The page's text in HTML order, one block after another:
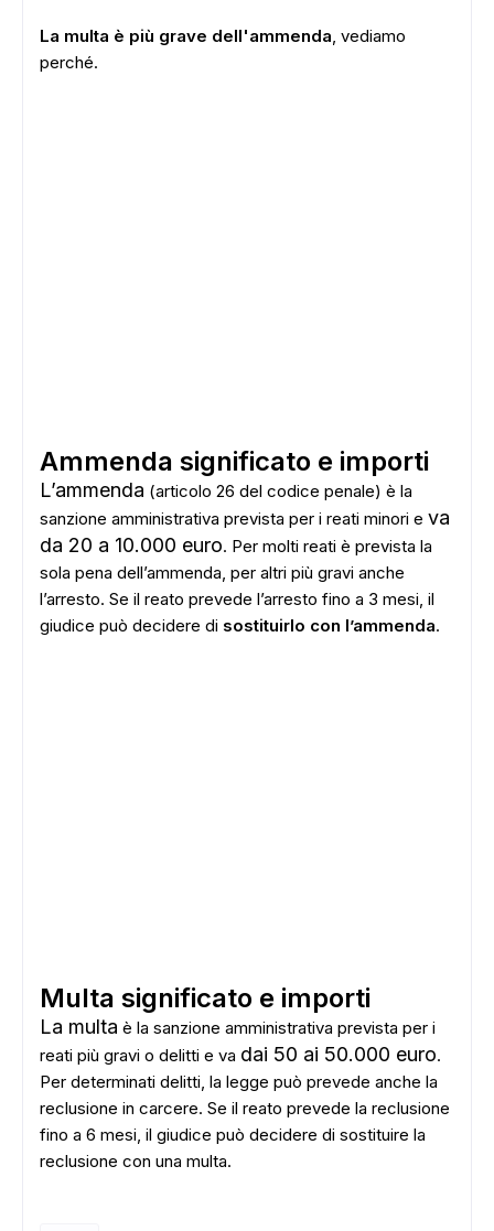
La multa è più grave dell'ammenda, vediamo
perché.
Ammenda significato e importi
L’ammenda (articolo 26 del codice penale) è la
sanzione amministrativa prevista per i reati minori e va
da 20 a 10.000 euro. Per molti reati è prevista la
sola pena dell’ammenda, per altri più gravi anche
l’arresto. Se il reato prevede l’arresto fino a 3 mesi, il
giudice può decidere di sostituirlo con l’ammenda.
Multa significato e importi
La multa è la sanzione amministrativa prevista per i
reati più gravi o delitti e va dai 50 ai 50.000 euro.
Per determinati delitti, la legge può prevede anche la
reclusione in carcere. Se il reato prevede la reclusione
fino a 6 mesi, il giudice può decidere di sostituire la
reclusione con una multa.